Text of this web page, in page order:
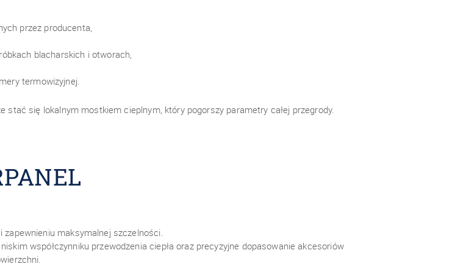
przez producenta,
blacharskich i otworach,
termowizyjnej.
się lokalnym mostkiem cieplnym, który pogorszy parametry całej przegrody.
zapewnieniu maksymalnej szczelności.
współczynniku przewodzenia ciepła oraz precyzyjne dopasowanie akcesoriów